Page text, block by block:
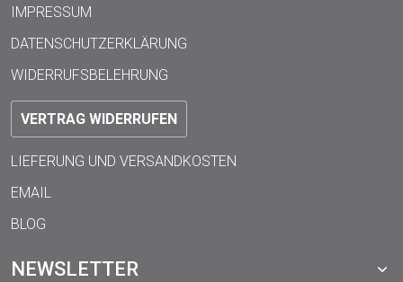
IMPRESSUM
DATENSCHUTZERKLÄRUNG
WIDERRUFSBELEHRUNG
VERTRAG WIDERRUFEN
LIEFERUNG UND VERSANDKOSTEN
EMAIL
BLOG
NEWSLETTER